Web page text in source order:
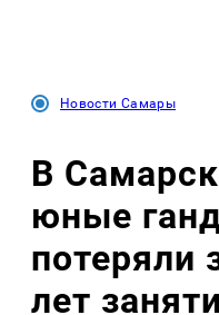
Новости Самары
В
юные
потеряли
лет